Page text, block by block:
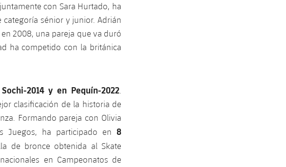
con Sara Hurtado, ha
sénior y junior. Adrián
2008, una pareja que va duró
ha competido con la británica
Sochi-2014 y en Pequín-2022
clasificación de la historia de
Formando pareja con Olivia
Juegos, ha participado en 8
de bronce obtenida al Skate
en Campeonatos de